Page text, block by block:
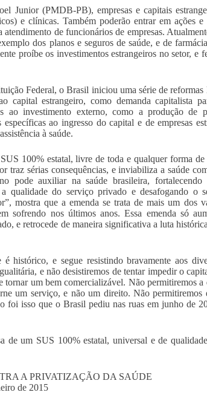
Junior (PMDB-PB), empresas e capitais
e clínicas. Também poderão entrar em ações e
de funcionários de empresas.
dos planos e seguros de saúde, e de
proíbe os investimentos estrangeiros no setor, e
Federal, o Brasil iniciou uma série de reformas
capital estrangeiro, como demanda capitalista
ao investimento externo, como a produção de
ao ingresso do capital e de empresas
à saúde.
100% estatal, livre de toda e qualquer forma de
traz sérias consequências, e inviabiliza a saúde
pode auxiliar na saúde brasileira,
qualidade do serviço privado e desafogando o
mostra que a emenda se trata de mais um dos
sofrendo nos últimos anos. Essa emenda só
e retrocede de maneira significativa a luta
e segue resistindo bravamente aos
e não desistiremos de tentar impedir o
tornar um bem comercializável. Não permitiremos a
um serviço, e não um direito. Não permitiremos
isso que o Brasil pediu nas ruas em junho de
de um SUS 100% estatal, universal e de
A PRIVATIZAÇÃO DA SAÚDE
de 2015